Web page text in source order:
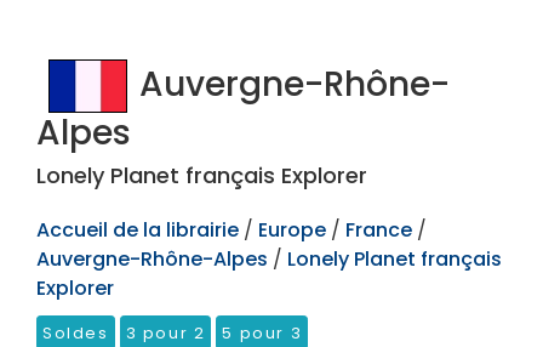
Auvergne-Rhône-
Alpes
Lonely Planet français Explorer
Accueil de la librairie / Europe / France /
Auvergne-Rhône-Alpes / Lonely Planet français
Explorer
Soldes 3 pour 2
5 pour 3